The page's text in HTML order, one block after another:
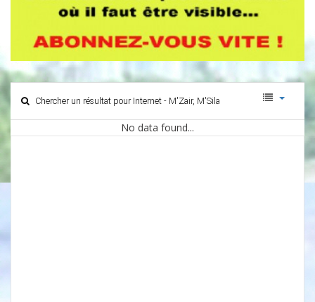
Chercher un résultat pour Internet - M'Zair, M'Sila
No data found...